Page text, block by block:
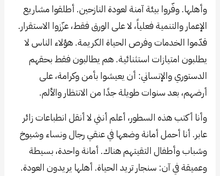
وأهلها. وفّروا بيئة آمنة لعودة النازحين. أطلقوا مشاريع
الإعمار والتنمية فعلياً، لا على الورق فقط، عزّزوا الاستقرار.
قدّموا الخدمات وفرص الحياة الكريمة. هؤلاء الناس لا
يطلبون امتيازات استثنائية. هم يطالبون فقط بحقهم
الدستوري والإنساني: أن يعيشوا بأمن وكرامة، على
أرضهم، بعد سنوات طويلة جدًا من الانتظار والألم.
وأنا أكتب هذه السطور، أعلم أنني لا أنقل انطباعات زائر
عابر. أنا أحمل أمانة وضعها في عنقي رجال ونساء وشيوخ
وشباب وأطفال التقيتهم هناك. أمانة واحدة، بسيطة
وعميقة في آن: سنجار تريد الحياة. أهلها يريدون العودة.